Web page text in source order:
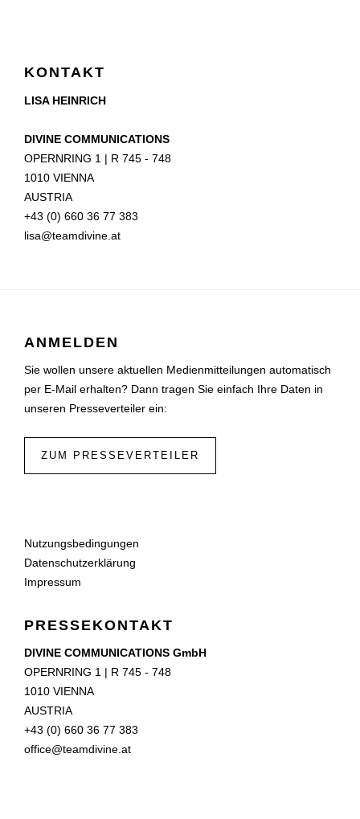
KONTAKT
LISA HEINRICH
DIVINE COMMUNICATIONS
OPERNRING 1 | R 745 - 748
1010 VIENNA
AUSTRIA
+43 (0) 660 36 77 383
lisa@teamdivine.at
ANMELDEN
Sie wollen unsere aktuellen Medienmitteilungen automatisch
per E-Mail erhalten? Dann tragen Sie einfach Ihre Daten in
unseren Presseverteiler ein:
ZUM PRESSEVERTEILER
Nutzungsbedingungen
Datenschutzerklärung
Impressum
PRESSEKONTAKT
DIVINE COMMUNICATIONS GmbH
OPERNRING 1 | R 745 - 748
1010 VIENNA
AUSTRIA
+43 (0) 660 36 77 383
office@teamdivine.at